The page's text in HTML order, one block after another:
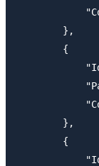
        },
        {
        },
        {